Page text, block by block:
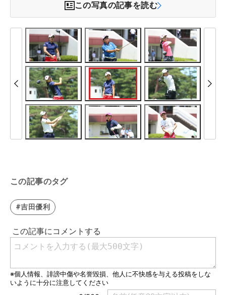
この写真の記事を読む
この記事のタグ
#吉田優利